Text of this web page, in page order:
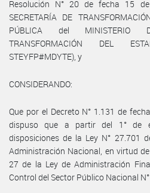
Resolución N° 20 de fecha 15
SECRETARÍA DE
PÚBLICA del MINISTERIO
TRANSFORMACIÓN DEL
STEYFP#MDYTE), y
CONSIDERANDO:
Que por el Decreto N° 1.131 de
dispuso que a partir del 1° de
disposiciones de la Ley N° 27.701
Administración Nacional, en virtud
27 de la Ley de Administración
Control del Sector Público Nacional